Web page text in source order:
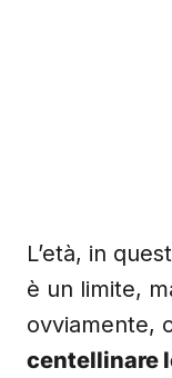
L’età, in
è un limite,
ovviamente,
centellinare